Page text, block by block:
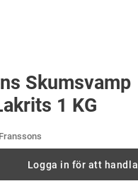
Skumsvamp
1 KG
Logga in för att handla